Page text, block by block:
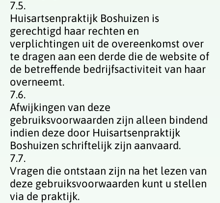
7.5.
Huisartsenpraktijk Boshuizen is
gerechtigd haar rechten en
verplichtingen uit de overeenkomst over
te dragen aan een derde die de website of
de betreffende bedrijfsactiviteit van haar
overneemt.
7.6.
Afwijkingen van deze
gebruiksvoorwaarden zijn alleen bindend
indien deze door Huisartsenpraktijk
Boshuizen schriftelijk zijn aanvaard.
7.7.
Vragen die ontstaan zijn na het lezen van
deze gebruiksvoorwaarden kunt u stellen
via de praktijk.